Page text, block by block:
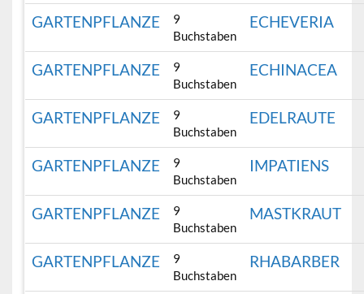
GARTENPFLANZE
9
Buchstaben
ECHEVERIA
GARTENPFLANZE
9
Buchstaben
ECHINACEA
GARTENPFLANZE
9
Buchstaben
EDELRAUTE
GARTENPFLANZE
9
Buchstaben
IMPATIENS
GARTENPFLANZE
9
Buchstaben
MASTKRAUT
GARTENPFLANZE
9
Buchstaben
RHABARBER